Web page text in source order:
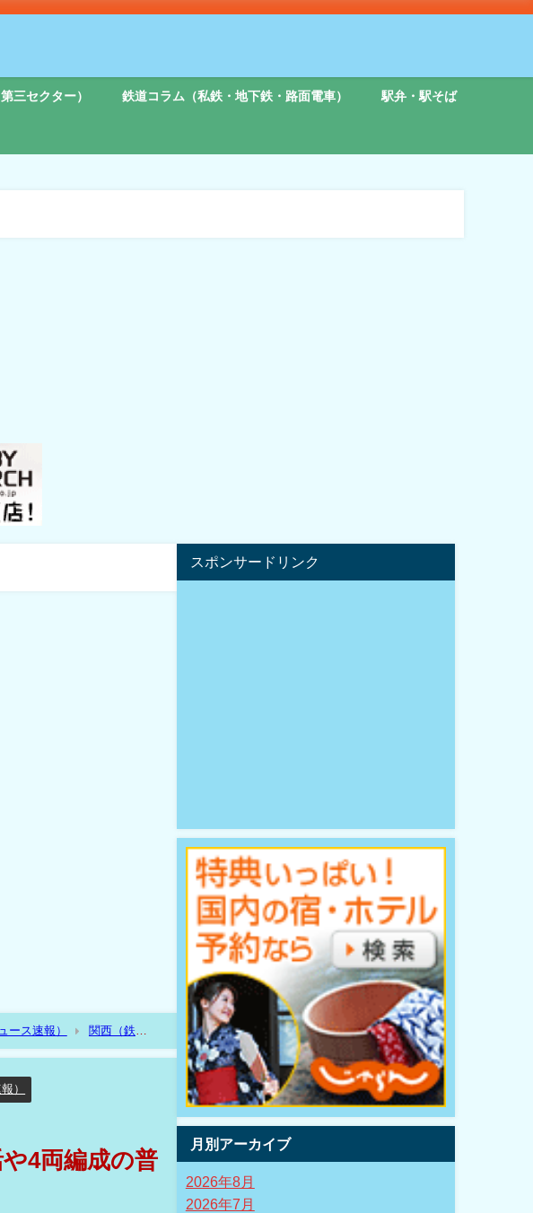
三セクター） 鉄道コラム（私鉄・地下鉄・路面電車） 駅弁・駅そば
ース速報）
関西（鉄道
成の普通列車の増発⁉
）
4両編成の普
スポンサードリンク
月別アーカイブ
2026年8月
2026年7月